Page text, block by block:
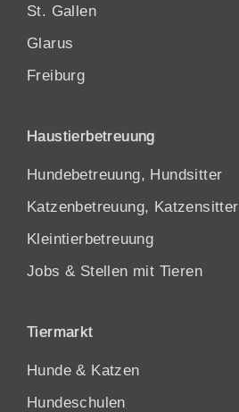
St. Gallen
Glarus
Freiburg
Haustierbetreuung
Hundebetreuung, Hundsitter
Katzenbetreuung, Katzensitter
Kleintierbetreuung
Jobs & Stellen mit Tieren
Tiermarkt
Hunde & Katzen
Hundeschulen